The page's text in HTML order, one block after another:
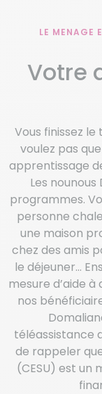
LE MENAGE
Votre
Vous finissez
voulez pas
apprentissage
Les
programmes.
personne
une maison
chez des amis
le déjeuner…
mesure d’aide
nos
téléassistance
de rappeler
(CESU) est un